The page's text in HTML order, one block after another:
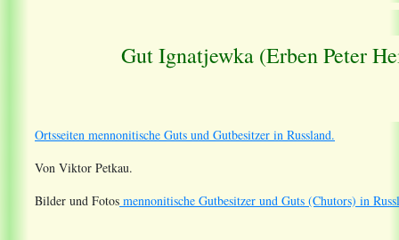
Gut Ignatjewka (Erben Peter
Ortsseiten mennonitische Guts und Gutbesitzer in Russland.
Von Viktor Petkau.
Bilder und Fotos mennonitische Gutbesitzer und Guts (Chutors) in